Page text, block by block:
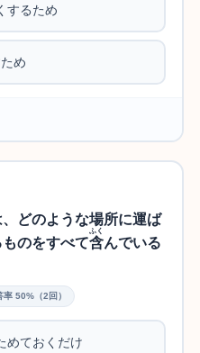
するため
め
、どのような場所に運ば
のをすべて含
ふく
んでいる
率 50%（2回）
めておくだけ